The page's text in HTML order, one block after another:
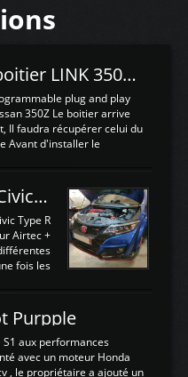
Test du boitier LINK 350Z Plugin ECU
plug and play
350Z Le boitier arrive
Il faudra récupérer celui du
Avant d'installer le
de la large bande
sweeney deepfake
l'afr sera connectée sur
8 et GndAN pour
car l'information est une
résistance variable d'un
le ...
Préparation Honda Civic Type R FK2
Type R
Airtec +
fois les
ou le
plat. Une
sur le
Purpple
S1 aux performances
avec un moteur Honda
, le propriétaire a ajouté un